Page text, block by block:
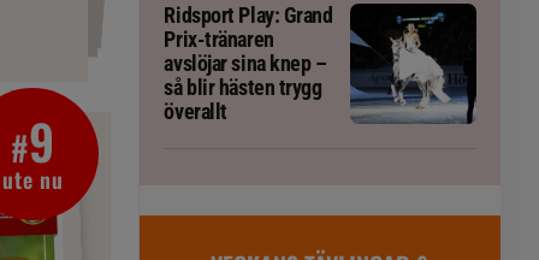
#9
ute nu
Ridsport Play: Grand
Prix-tränaren
avslöjar sina knep –
så blir hästen trygg
överallt